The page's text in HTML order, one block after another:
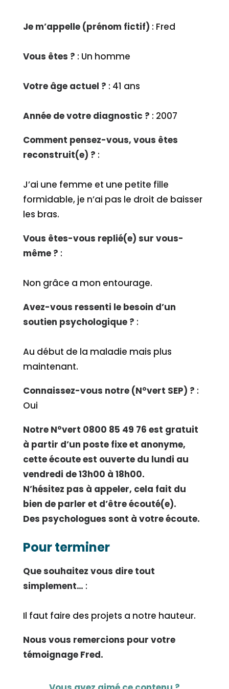
Je m’appelle (prénom fictif) : Fred
Vous êtes ? : Un homme
Votre âge actuel ? : 41 ans
Année de votre diagnostic ? : 2007
Comment pensez-vous, vous êtes
reconstruit(e) ? :
J’ai une femme et une petite fille
formidable, je n’ai pas le droit de baisser
les bras.
Vous êtes-vous replié(e) sur vous-
même ? :
Non grâce a mon entourage.
Avez-vous ressenti le besoin d’un
soutien psychologique ? :
Au début de la maladie mais plus
maintenant.
Connaissez-vous notre (N°vert SEP) ? :
Oui
Notre N°vert 0800 85 49 76 est gratuit
à partir d’un poste fixe et anonyme,
cette écoute est ouverte du lundi au
vendredi de 13h00 à 18h00.
N’hésitez pas à appeler, cela fait du
bien de parler et d’être écouté(e).
Des psychologues sont à votre écoute.
Pour terminer
Que souhaitez vous dire tout
simplement… :
Il faut faire des projets a notre hauteur.
Nous vous remercions pour votre
témoignage Fred.